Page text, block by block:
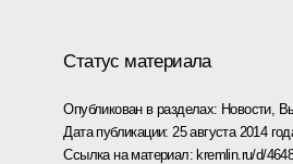
Статус материала
Опубликован в разделах: Новости,
Дата публикации: 25 августа 2014
Ссылка на материал: kremlin.ru/d/